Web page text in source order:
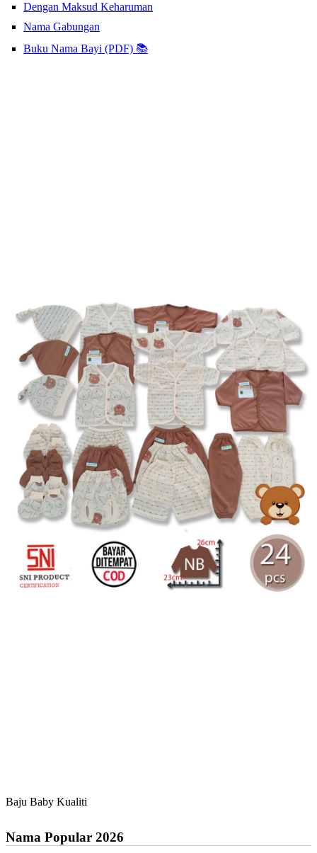
Dengan Maksud Keharuman
Nama Gabungan
Buku Nama Bayi (PDF) 📚
Baju Baby Kualiti
Nama Popular 2026